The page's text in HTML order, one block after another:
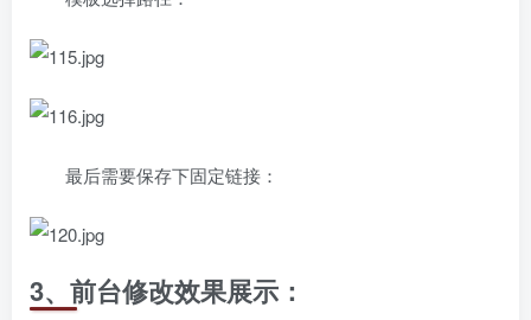
最后需要保存下固定链接：
3、前台修改效果展示：